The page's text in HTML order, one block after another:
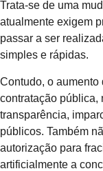
Trata-se de uma
atualmente exigem
passar a ser
simples e rápidas.
Contudo, o
contratação pública,
transparência,
públicos. Também
autorização para
artificialmente a